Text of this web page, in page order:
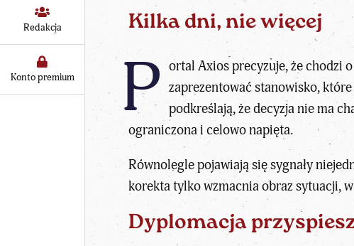
Redakcja
Konto premium
Kilka dni, nie więcej
P ortal Axios precyzuje, że chodzi
zaprezentować stanowisko,
podkreślają, że decyzja nie ma
ograniczona i celowo napięta.
Równolegle pojawiają się sygnały
korekta tylko wzmacnia obraz sytuacji,
Dyplomacja